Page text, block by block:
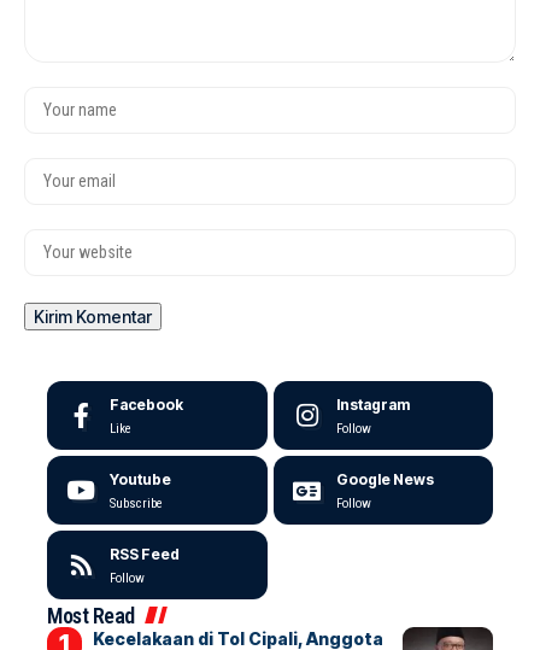
Facebook
Like
Instagram
Follow
Youtube
Subscribe
Google News
Follow
RSS Feed
Follow
Most Read
Kecelakaan di Tol Cipali, Anggota